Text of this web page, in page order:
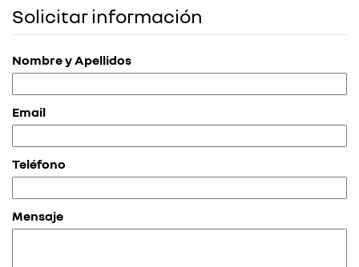
Solicitar información
Nombre y Apellidos
Email
Teléfono
Mensaje